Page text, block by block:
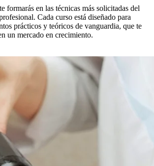
formarás en las técnicas más solicitadas del
Cada curso está diseñado para
prácticos y teóricos de vanguardia, que te
un mercado en crecimiento.